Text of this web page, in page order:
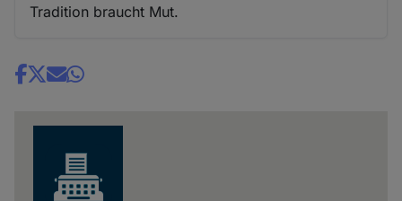
Tradition braucht Mut.
Share